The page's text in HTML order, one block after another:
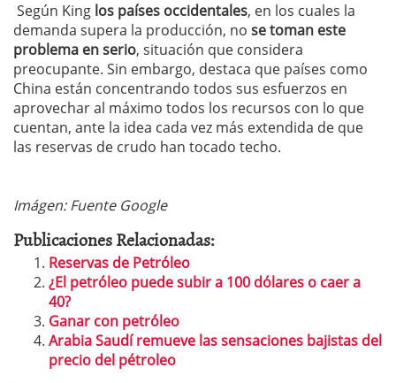
Según King los países occidentales, en los cuales la
demanda supera la producción, no se toman este
problema en serio, situación que considera
preocupante. Sin embargo, destaca que países como
China están concentrando todos sus esfuerzos en
aprovechar al máximo todos los recursos con lo que
cuentan, ante la idea cada vez más extendida de que
las reservas de crudo han tocado techo.
Imágen: Fuente Google
Publicaciones Relacionadas:
Reservas de Petróleo
¿El petróleo puede subir a 100 dólares o caer a
40?
Ganar con petróleo
Arabia Saudí remueve las sensaciones bajistas del
precio del pétroleo